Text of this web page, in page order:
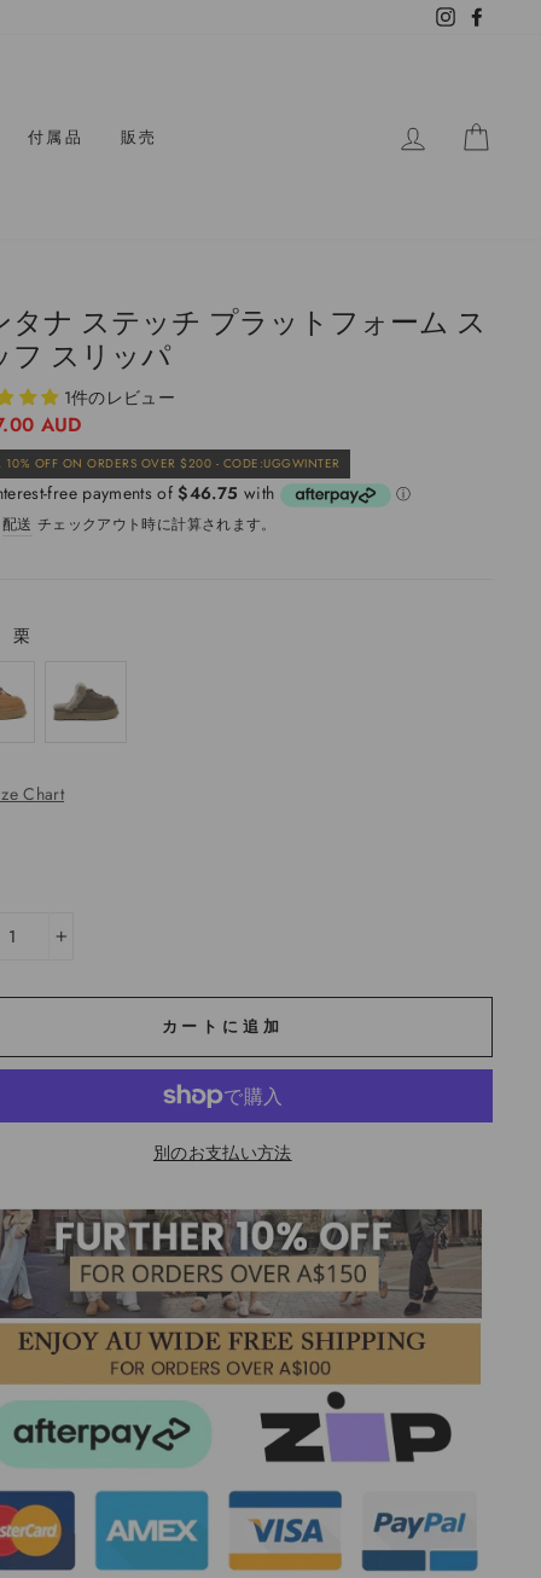
Instagram
付属品 販売 ログイン
タナ ステッチ プラットフォーム ス
フ スリッパ
1件のレビュー
AUD
10% OFF ON ORDERS OVER $200 - CODE:UGGWINTER
販
売
価
配送 チェックアウト時に計算されます。
栗
Chart
カートに追加
別のお支払い方法